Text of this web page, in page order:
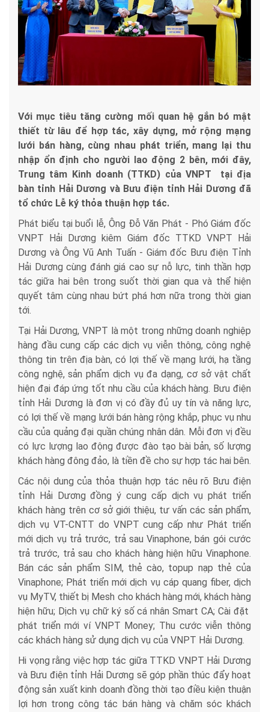
Với mục tiêu tăng cường mối quan hệ gắn bó mật
thiết từ lâu để hợp tác, xây dựng, mở rộng mạng
lưới bán hàng, cùng nhau phát triển, mang lại thu
nhập ổn định cho người lao động 2 bên, mới đây,
Trung tâm Kinh doanh (TTKD) của VNPT tại địa
bàn tỉnh Hải Dương và Bưu điện tỉnh Hải Dương đã
tổ chức Lễ ký thỏa thuận hợp tác.
Phát biểu tại buổi lễ, Ông Đỗ Văn Phát - Phó Giám đốc
VNPT Hải Dương kiêm Giám đốc TTKD VNPT Hải
Dương và Ông Vũ Anh Tuấn - Giám đốc Bưu điện Tỉnh
Hải Dương cùng đánh giá cao sự nỗ lực, tinh thần hợp
tác giữa hai bên trong suốt thời gian qua và thể hiện
quyết tâm cùng nhau bứt phá hơn nữa trong thời gian
tới.
Tại Hải Dương, VNPT là một trong những doanh nghiệp
hàng đầu cung cấp các dịch vụ viễn thông, công nghệ
thông tin trên địa bàn, có lợi thế về mạng lưới, hạ tầng
công nghệ, sản phẩm dịch vụ đa dạng, cơ sở vật chất
hiện đại đáp ứng tốt nhu cầu của khách hàng. Bưu điện
tỉnh Hải Dương là đơn vị có đầy đủ uy tín và năng lực,
có lợi thế về mạng lưới bán hàng rộng khắp, phục vụ nhu
cầu của quảng đại quần chúng nhân dân. Mỗi đơn vị đều
có lực lượng lao động được đào tạo bài bản, số lượng
khách hàng đông đảo, là tiền đề cho sự hợp tác hai bên.
Các nội dung của thỏa thuận hợp tác nêu rõ Bưu điện
tỉnh Hải Dương đồng ý cung cấp dịch vụ phát triển
khách hàng trên cơ sở giới thiệu, tư vấn các sản phẩm,
dịch vụ VT-CNTT do VNPT cung cấp như Phát triển
mới dịch vụ trả trước, trả sau Vinaphone, bán gói cước
trả trước, trả sau cho khách hàng hiện hữu Vinaphone.
Bán các sản phẩm SIM, thẻ cào, topup nạp thẻ của
Vinaphone; Phát triển mới dịch vụ cáp quang fiber, dịch
vụ MyTV, thiết bị Mesh cho khách hàng mới, khách hàng
hiện hữu; Dịch vụ chữ ký số cá nhân Smart CA; Cài đặt
phát triển mới ví VNPT Money; Thu cước viễn thông
các khách hàng sử dụng dịch vụ của VNPT Hải Dương.
Hi vọng rằng việc hợp tác giữa TTKD VNPT Hải Dương
và Bưu điện tỉnh Hải Dương sẽ góp phần thúc đẩy hoạt
động sản xuất kinh doanh đồng thời tạo điều kiện thuận
lợi hơn trong công tác bán hàng và chăm sóc khách